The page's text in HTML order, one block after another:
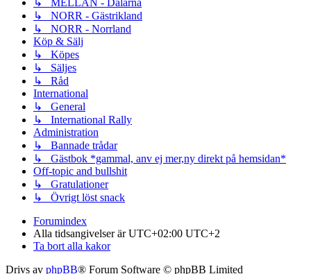
↳ MELLAN - Dalarna
↳ NORR - Gästrikland
↳ NORR - Norrland
Köp & Sälj
↳ Köpes
↳ Säljes
↳ Råd
International
↳ General
↳ International Rally
Administration
↳ Bannade trådar
↳ Gästbok *gammal, anv ej mer,ny direkt på hemsidan*
Off-topic and bullshit
↳ Gratulationer
↳ Övrigt löst snack
Forumindex
Alla tidsangivelser är UTC+02:00 UTC+2
Ta bort alla kakor
Drivs av phpBB® Forum Software © phpBB Limited